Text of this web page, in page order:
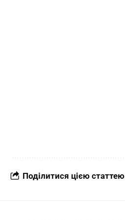
Поділитися цією статтею